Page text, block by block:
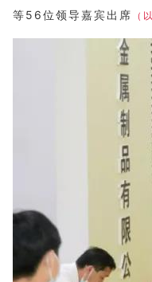
等56位领导嘉宾出席 （